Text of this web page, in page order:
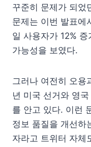
꾸준히 문제가 되었
문제는 이번 발표에
일 사용자가 12%
가능성을 보였다.
그러나 여전히 오용
년 미국 선거와 영
를 안고 있다. 이런
정보 품질을 개선하
자라고 트위터 자체